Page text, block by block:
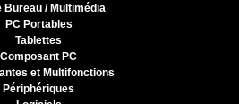
Bureau / Multimédia
PC Portables
Tablettes
Composant PC
et Multifonctions
Périphériques